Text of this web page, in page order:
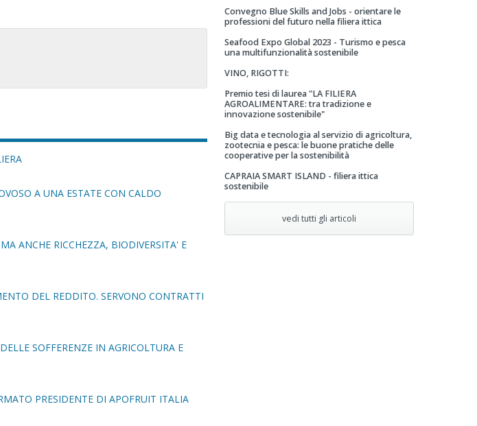
A UNA ESTATE CON CALDO
ANCHE RICCHEZZA, BIODIVERSITA' E
DEL REDDITO. SERVONO CONTRATTI
SOFFERENZE IN AGRICOLTURA E
PRESIDENTE DI APOFRUIT ITALIA
Convegno Blue Skills and Jobs - orientare le
professioni del futuro nella filiera ittica
Seafood Expo Global 2023 - Turismo e pesca
una multifunzionalità sostenibile
VINO, RIGOTTI:
Premio tesi di laurea "LA FILIERA
AGROALIMENTARE: tra tradizione e
innovazione sostenibile"
Big data e tecnologia al servizio di agricoltura,
zootecnia e pesca: le buone pratiche delle
cooperative per la sostenibilità
CAPRAIA SMART ISLAND - filiera ittica
sostenibile
vedi tutti gli articoli